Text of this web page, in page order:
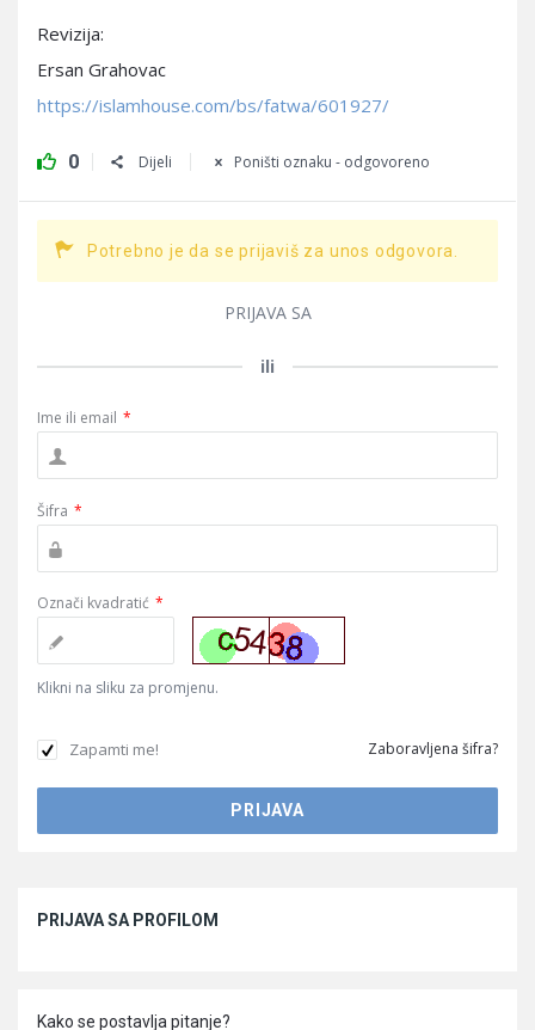
Revizija:
Ersan Grahovac
https://islamhouse.com/bs/fatwa/601927/
0 Dijeli Poništi oznaku - odgovoreno
Potrebno je da se prijaviš za unos odgovora.
PRIJAVA SA
ili
Ime ili email *
Šifra *
Označi kvadratić *
Klikni na sliku za promjenu.
Zapamti me! Zaboravljena šifra?
PRIJAVA SA PROFILOM
Kako se postavlja pitanje?